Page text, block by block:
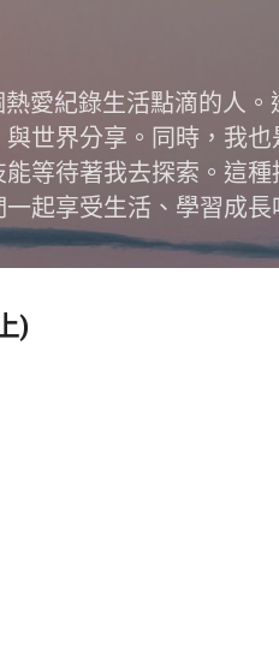
愛紀錄生活點滴的人
世界分享。同時，我
等待著我去探索。這
起享受生活、學習成長
)